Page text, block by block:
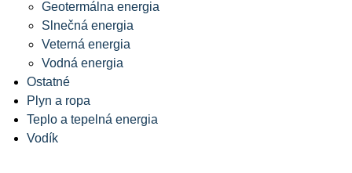
Geotermálna energia
Slnečná energia
Veterná energia
Vodná energia
Ostatné
Plyn a ropa
Teplo a tepelná energia
Vodík